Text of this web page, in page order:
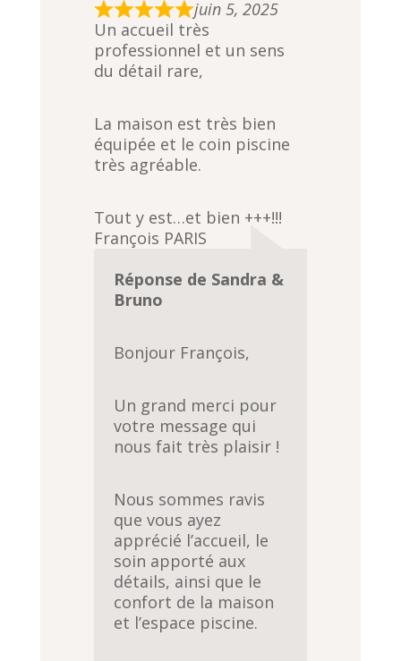
R
a
t
e
5
,
0
t
o
5
juin 5, 2025
Un accueil très
professionnel et un sens
du détail rare,
La maison est très bien
équipée et le coin piscine
très agréable.
Tout y est…et bien +++!!!
François PARIS
Réponse de Sandra &
Bruno
Bonjour François,
Un grand merci pour
votre message qui
nous fait très plaisir !
Nous sommes ravis
que vous ayez
apprécié l’accueil, le
soin apporté aux
détails, ainsi que le
confort de la maison
et l’espace piscine.